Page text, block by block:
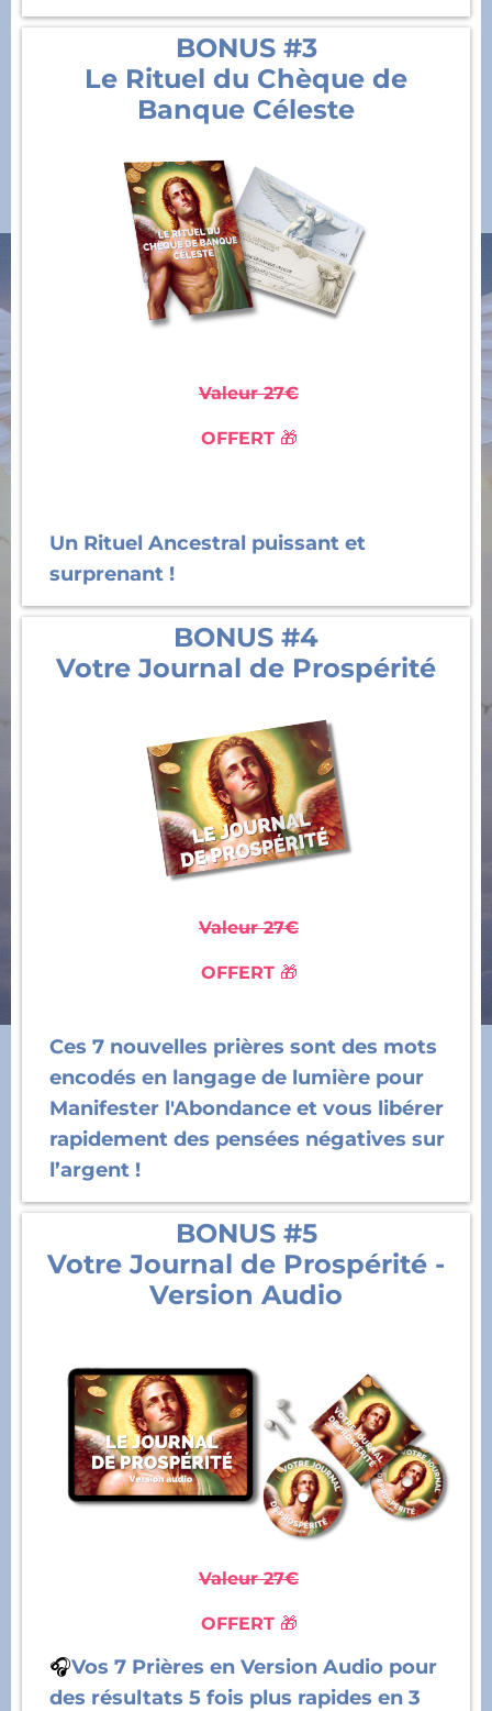
BONUS #3
Le Rituel du Chèque de
Banque Céleste
Valeur 27€
OFFERT 🎁
Un Rituel Ancestral puissant et
surprenant !
BONUS #4
Votre Journal de Prospérité
Valeur 27€
OFFERT 🎁
Ces 7 nouvelles prières sont des mots
encodés en langage de lumière pour
Manifester l'Abondance et vous libérer
rapidement des pensées négatives sur
l’argent !
BONUS #5
Votre Journal de Prospérité -
Version Audio
Valeur 27€
OFFERT 🎁
🎧Vos 7 Prières en Version Audio pour
des résultats 5 fois plus rapides en 3